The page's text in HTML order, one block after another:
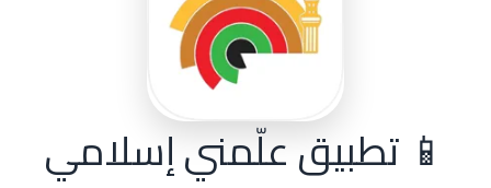
📱 تطبيق علّمني إسلامي